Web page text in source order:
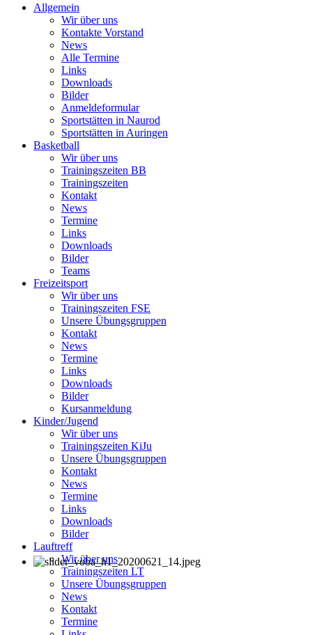
Allgemein
Wir über uns
Kontakte Vorstand
News
Alle Termine
Links
Downloads
Bilder
Anmeldeformular
Sportstätten in Naurod
Sportstätten in Auringen
Basketball
Wir über uns
Trainingszeiten BB
Trainingszeiten
Kontakt
News
Termine
Links
Downloads
Bilder
Teams
Freizeitsport
Wir über uns
Trainingszeiten FSE
Unsere Übungsgruppen
Kontakt
News
Termine
Links
Downloads
Bilder
Kursanmeldung
Kinder/Jugend
Wir über uns
Trainingszeiten KiJu
Unsere Übungsgruppen
Kontakt
News
Termine
Links
Downloads
Bilder
Lauftreff
Wir über uns
Trainingszeiten LT
Unsere Übungsgruppen
News
Kontakt
Termine